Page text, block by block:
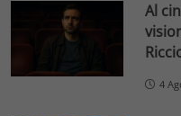
Al
4